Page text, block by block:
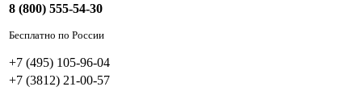
8 (800) 555-54-30
Бесплатно по России
+7 (495) 105-96-04
+7 (3812) 21-00-57